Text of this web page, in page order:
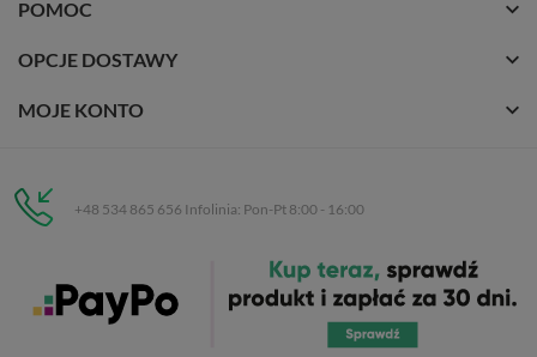
POMOC
OPCJE DOSTAWY
MOJE KONTO
+48 534 865 656 Infolinia: Pon-Pt 8:00 - 16:00
C.H. Respan, Rejtana 53a/250
35-326 Rzeszów
. Kopiowanie, przetwarzanie,